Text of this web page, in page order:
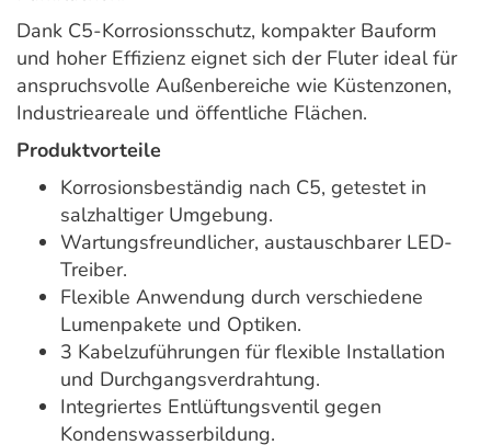
Dank C5-Korrosionsschutz, kompakter Bauform
und hoher Effizienz eignet sich der Fluter ideal für
anspruchsvolle Außenbereiche wie Küstenzonen,
Industrieareale und öffentliche Flächen.
Produktvorteile
Korrosionsbeständig nach C5, getestet in
salzhaltiger Umgebung.
Wartungsfreundlicher, austauschbarer LED-
Treiber.
Flexible Anwendung durch verschiedene
Lumenpakete und Optiken.
3 Kabelzuführungen für flexible Installation
und Durchgangsverdrahtung.
Integriertes Entlüftungsventil gegen
Kondenswasserbildung.